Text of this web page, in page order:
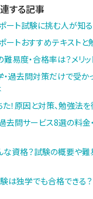
する記事
ポート試験に挑む人が知
ートおすすめテキストと
易度・合格率は？メリ
過去問対策だけで受か
！原因と対策、勉強法を
去問サービス8選の料金
資格？試験の概要や難
は独学でも合格できる